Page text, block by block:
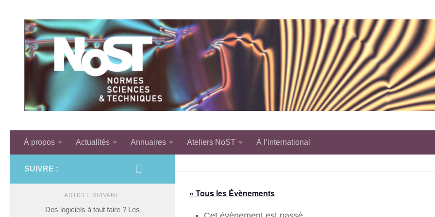
À propos Actualités Annuaires Ateliers NoST À l’international
« Tous les Évènements
SUIVRE :
ARTICLE SUIVANT
Des logiciels à tout faire ? Les